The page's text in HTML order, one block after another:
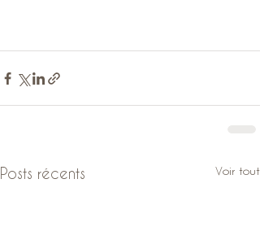
Posts récents Voir tout